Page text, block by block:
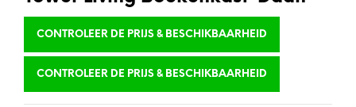
CONTROLEER DE PRIJS & BESCHIKBAARHEID
CONTROLEER DE PRIJS & BESCHIKBAARHEID